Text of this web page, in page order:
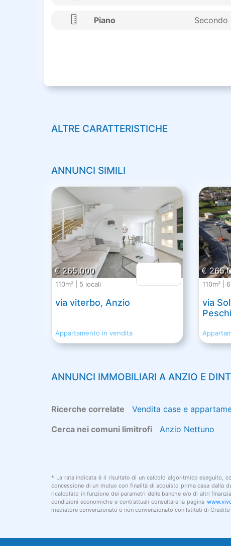
Piano Secondo
ALTRE CARATTERISTICHE
ANNUNCI SIMILI
€ 265.000
110m² | 5 locali
via viterbo, Anzio
Appartamento in vendita
€
110m² |
via
ANNUNCI IMMOBILIARI A ANZIO E
Ricerche correlate
Vendita case e
Cerca nei comuni limitrofi
Anzio Nettuno
* La rata indicata è il risultato di un calcolo algoritmico eseguito,
concessione di un mutuo con finalità di acquisto prima casa dalla
ricalcolato in funzione dei parametri delle banche e/o di altri
condizioni economiche e contrattuali consultare la pagina
mediatore convenzionato o non convenzionato con Istituti di